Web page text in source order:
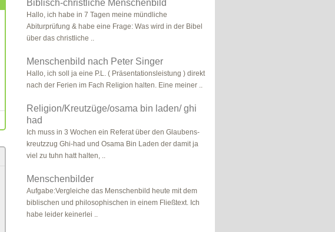
Biblisch-christliche Menschenbild
Hallo, ich habe in 7 Tagen meine mündliche
Abiturprüfung & habe eine Frage: Was wird in der Bibel
über das christliche ..
Menschenbild nach Peter Singer
Hallo, ich soll ja eine P.L. ( Präsentationsleistung ) direkt
nach der Ferien im Fach Religion halten. Eine meiner ..
Religion/Kreutzüge/osama bin laden/ ghi
had
Ich muss in 3 Wochen ein Referat über den Glaubens-
kreutzzug Ghi-had und Osama Bin Laden der damit ja
viel zu tuhn hatt halten, ..
Menschenbilder
Aufgabe:Vergleiche das Menschenbild heute mit dem
biblischen und philosophischen in einem Fließtext. Ich
habe leider keinerlei ..